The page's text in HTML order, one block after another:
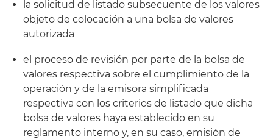
la solicitud de listado subsecuente de los valores
objeto de colocación a una bolsa de valores
autorizada
el proceso de revisión por parte de la bolsa de
valores respectiva sobre el cumplimiento de la
operación y de la emisora simplificada
respectiva con los criterios de listado que dicha
bolsa de valores haya establecido en su
reglamento interno y, en su caso, emisión de